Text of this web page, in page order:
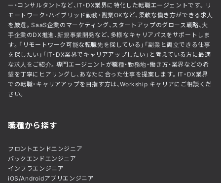
ー・コンサルタントなど、IT・DX業界に特化した転職エージェントです。リ
モートワーク・ハイブリッド勤務・副業OKなど、柔軟な働き方ができる求人
を厳選。SaaS企業のマーケティング、スタートアップのグロース戦略、大
手企業のDX推進、新規事業開発など、多様なキャリアパスをサポートしま
す。「リモートワーク可能な転職先を探している」「副業と両立できる仕事
を探したい」「IT・DX業界でキャリアアップしたい」と考えている方に最適
な求人をご紹介。専門エージェントが職種・勤務地・働き方・業界などの希
望を丁寧にヒアリングし、あなたに合った仕事を提案します。IT・DX業界
での転職・キャリアアップを目指す方は、Workship キャリアにご相談くだ
さい。
職種から探す
フロントエンドエンジニア
バックエンドエンジニア
インフラエンジニア
iOS/Androidアプリエンジニア